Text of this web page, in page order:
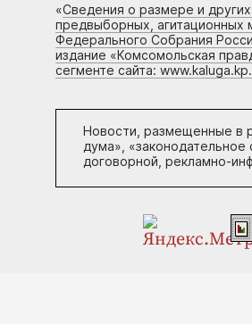
«Сведения о размере и
предвыборных, агитационных
Федерального Собрания
издание «Комсомольская
сегменте сайта:
Новости, размещенные в
дума», «законодательное
договорной, рекламно-